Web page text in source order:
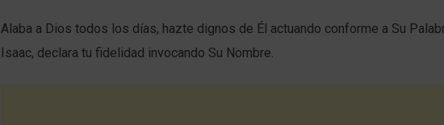
Alaba a Dios todos los días, hazte dignos de Él actuando conforme a Su
Isaac, declara tu fidelidad invocando Su Nombre.